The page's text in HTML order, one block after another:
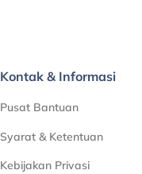
Kontak & Informasi
Pusat Bantuan
Syarat & Ketentuan
Kebijakan Privasi